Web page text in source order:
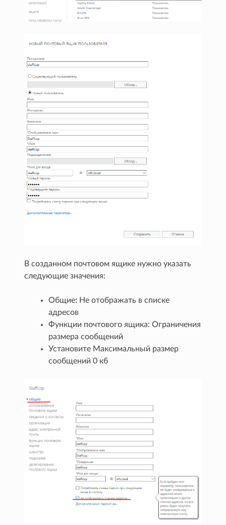
В созданном почтовом ящике нужно указать
следующие значения:
Общие: Не отображать в списке
адресов
Функции почтового ящика: Ограничения
размера сообщений
Установите Максимальный размер
сообщений 0 кб